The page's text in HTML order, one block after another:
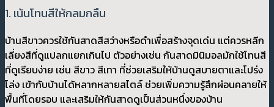
1. เน้นโทนสีให้กลมกลืน
บ้านสีขาวควรใช้กันสาดสีสว่างหรือดำเพื่อสร้างจุดเด่น แต่ควรหลีก
เลี่ยงสีที่ดูแปลกแยกเกินไป ตัวอย่างเช่น กันสาดมินิมอลมักใช้โทนสี
ที่ดูเรียบง่าย เช่น สีขาว สีเทา ที่ช่วยเสริมให้บ้านดูสบายตาและโปร่ง
โล่ง เข้ากับบ้านได้หลากหลายสไตล์ ช่วยเพิ่มความรู้สึกผ่อนคลายให้
พื้นที่โดยรอบ และเสริมให้กันสาดดูเป็นส่วนหนึ่งของบ้าน